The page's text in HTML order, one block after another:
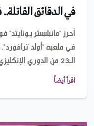
في الدقائق القاتلة..
أحرز "مانشستر
في ملعبه "أولد
الـ23 من الدوري الإنكليزي الممتاز "البريميرليغ".
اقرأ أيضاً